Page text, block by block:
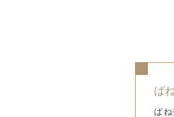
ば
ば